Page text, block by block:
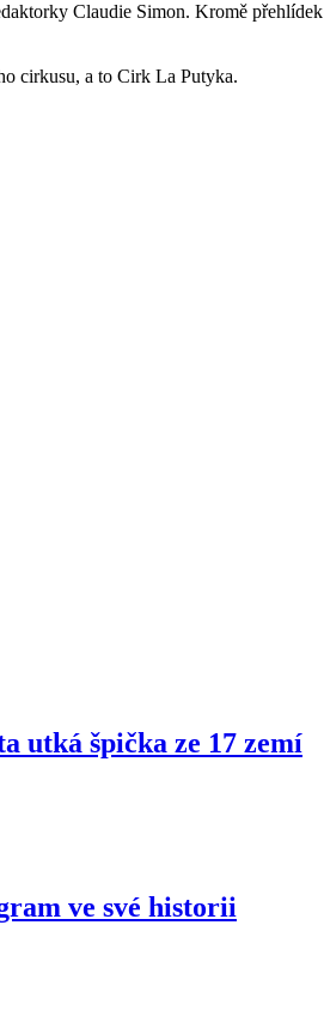
Claudie Simon. Kromě
cirkusu, a to Cirk La Putyka.
utká špička ze 17 zemí
ve své historii